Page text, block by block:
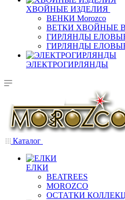
ХВОЙНЫЕ ИЗДЕЛИЯ
ВЕНКИ Morozco
ВЕТКИ ХВОЙНЫЕ
ГИРЛЯНДЫ
ГИРЛЯНДЫ ЕЛОВЫЕ
ЭЛЕКТРОГИРЛЯНДЫ
Каталог
ЕЛКИ
BEATREES
MOROZCO
ОСТАТКИ